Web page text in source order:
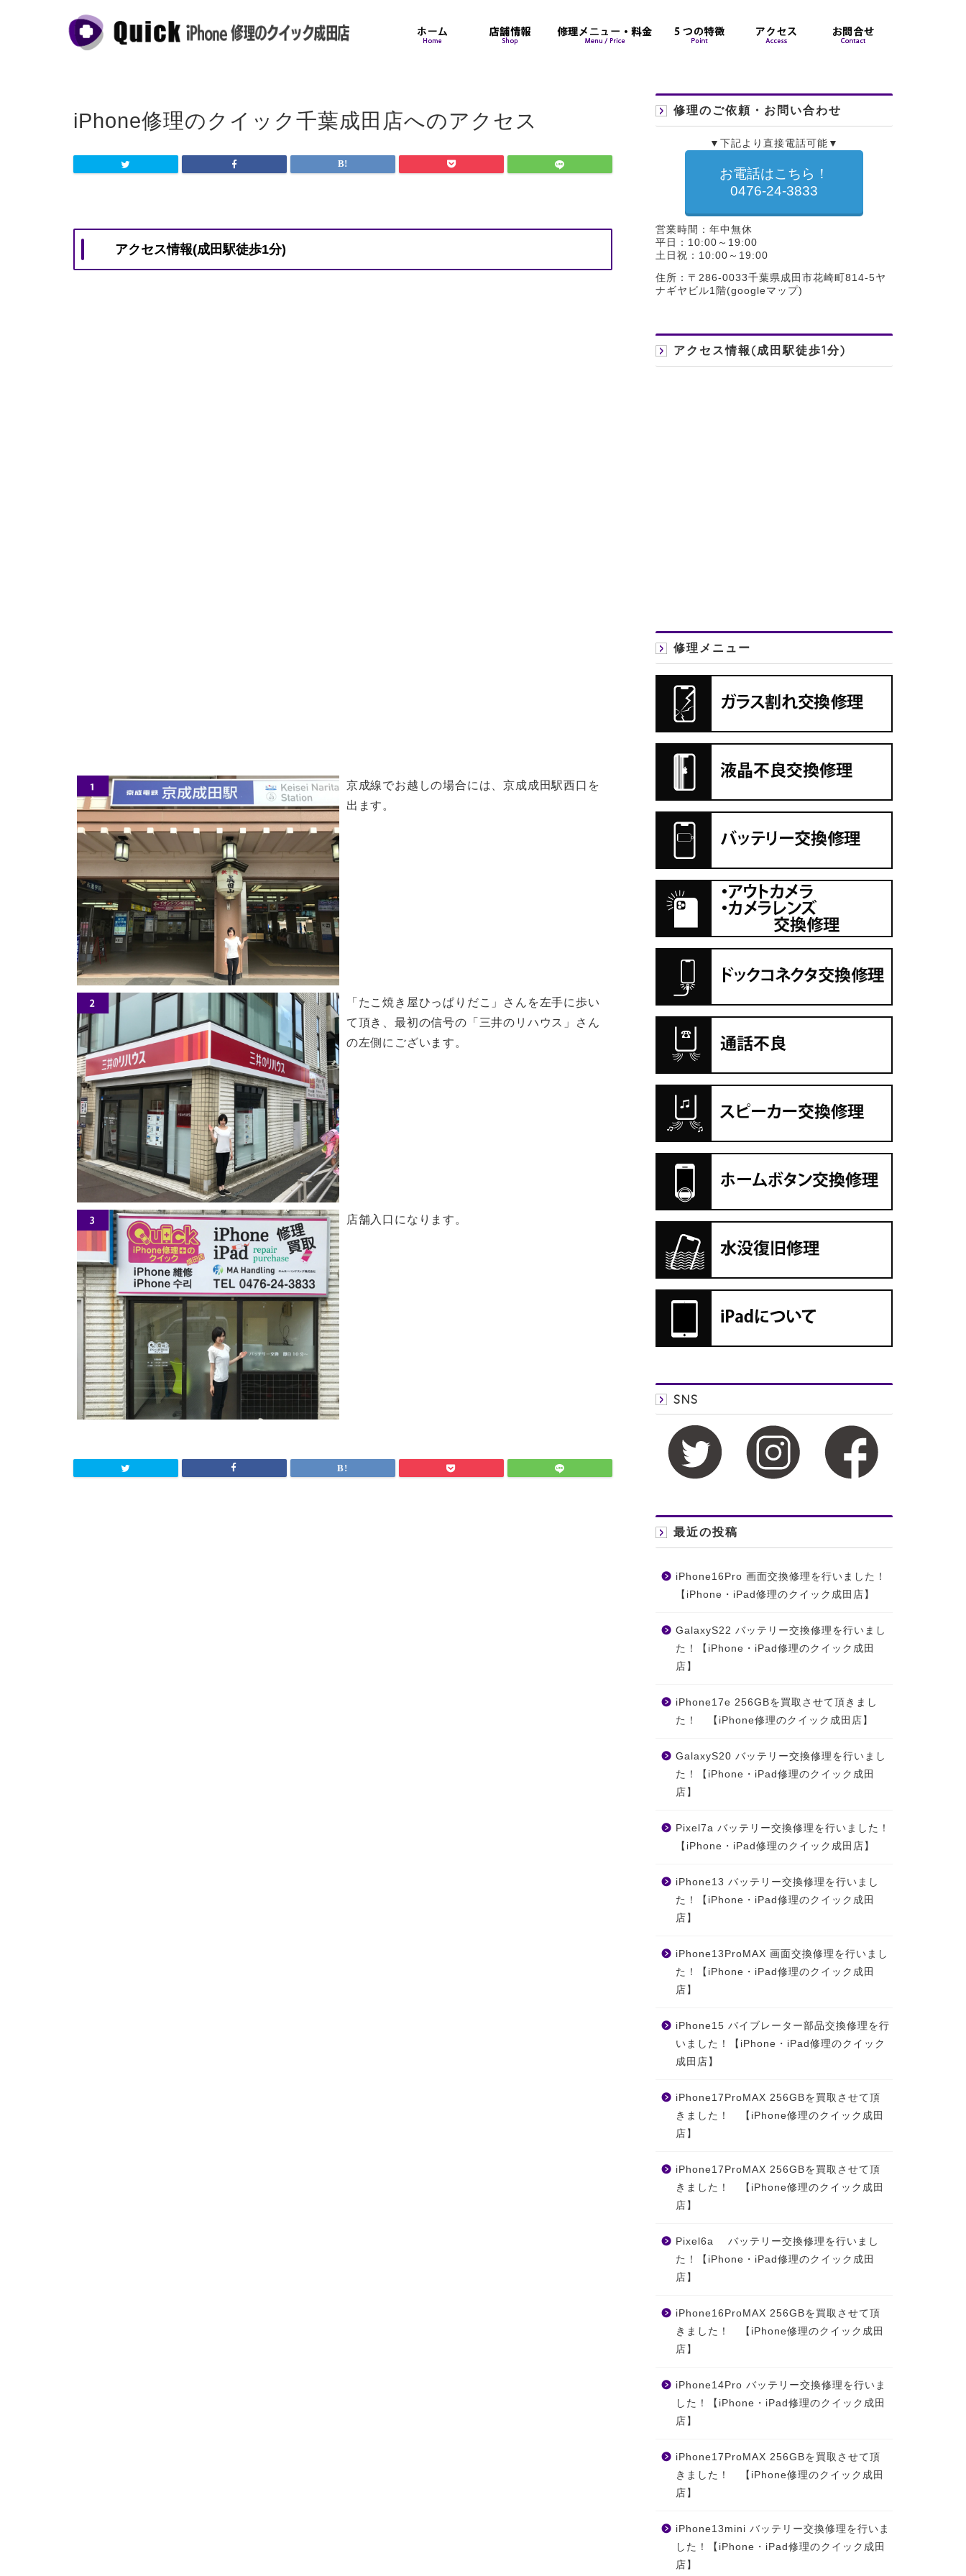
iPhone修理のクイック千葉成田店へのアクセス
アクセス情報(成田駅徒歩1分)
京成線でお越しの場合には、京成成田駅西口を
出ます。
「たこ焼き屋ひっぱりだこ」さんを左手に歩い
て頂き、最初の信号の「三井のリハウス」さん
の左側にございます。
店舗入口になります。
修理のご依頼・お問い合わせ
▼下記より直接電話可能▼
お電話はこちら！
0476-24-3833
営業時間：年中無休
平日：10:00～19:00
土日祝：10:00～19:00
住所：〒286-0033千葉県成田市花崎町814-5ヤ
ナギヤビル1階(googleマップ)
アクセス情報(成田駅徒歩1分)
修理メニュー
SNS
最近の投稿
iPhone16Pro 画面交換修理を行いました！
【iPhone・iPad修理のクイック成田店】
GalaxyS22 バッテリー交換修理を行いまし
た！【iPhone・iPad修理のクイック成田
店】
iPhone17e 256GBを買取させて頂きまし
た！ 【iPhone修理のクイック成田店】
GalaxyS20 バッテリー交換修理を行いまし
た！【iPhone・iPad修理のクイック成田
店】
Pixel7a バッテリー交換修理を行いました！
【iPhone・iPad修理のクイック成田店】
iPhone13 バッテリー交換修理を行いまし
た！【iPhone・iPad修理のクイック成田
店】
iPhone13ProMAX 画面交換修理を行いまし
た！【iPhone・iPad修理のクイック成田
店】
iPhone15 バイブレーター部品交換修理を行
いました！【iPhone・iPad修理のクイック
成田店】
iPhone17ProMAX 256GBを買取させて頂
きました！ 【iPhone修理のクイック成田
店】
iPhone17ProMAX 256GBを買取させて頂
きました！ 【iPhone修理のクイック成田
店】
Pixel6a バッテリー交換修理を行いまし
た！【iPhone・iPad修理のクイック成田
店】
iPhone16ProMAX 256GBを買取させて頂
きました！ 【iPhone修理のクイック成田
店】
iPhone14Pro バッテリー交換修理を行いま
した！【iPhone・iPad修理のクイック成田
店】
iPhone17ProMAX 256GBを買取させて頂
きました！ 【iPhone修理のクイック成田
店】
iPhone13mini バッテリー交換修理を行いま
した！【iPhone・iPad修理のクイック成田
店】